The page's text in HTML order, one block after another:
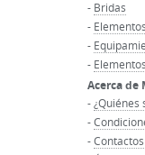
- Bridas
-
-
-
Acerca de
-¿Quiénes
-
-Contactos